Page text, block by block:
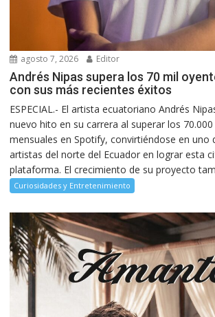
agosto 7, 2026 Editor
Andrés Nipas supera los 70 mil
con sus más recientes éxitos
ESPECIAL.- El artista ecuatoriano Andrés
nuevo hito en su carrera al superar los
mensuales en Spotify, convirtiéndose en uno
artistas del norte del Ecuador en lograr esta
plataforma. El crecimiento de su proyecto
Curiosidades y Entretenimiento